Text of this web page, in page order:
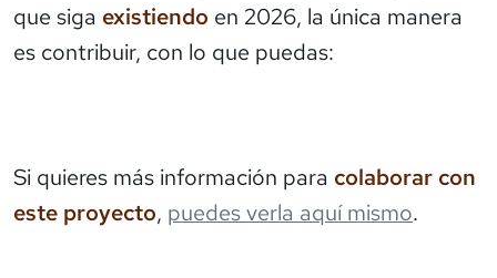
que siga existiendo en 2026, la única manera
es contribuir, con lo que puedas:
Si quieres más información para colaborar con
este proyecto, puedes verla aquí mismo.